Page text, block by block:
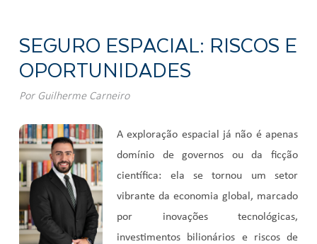
SEGURO ESPACIAL: RISCOS E
OPORTUNIDADES
Por Guilherme Carneiro
A exploração espacial já não é apenas
domínio de governos ou da ficção
científica: ela se tornou um setor
vibrante da economia global, marcado
por inovações tecnológicas,
investimentos bilionários e riscos de